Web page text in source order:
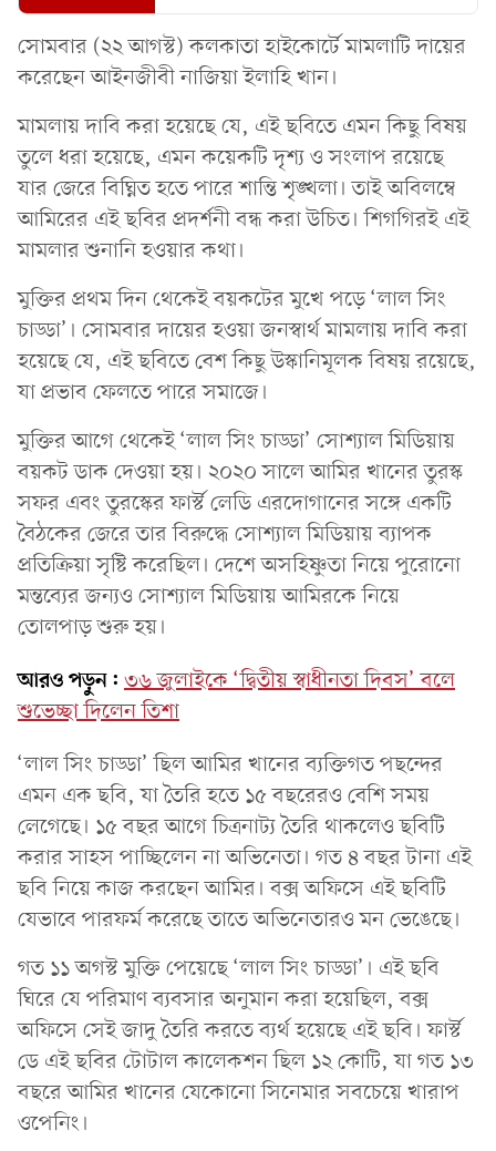
সোমবার (২২ আগস্ট) কলকাতা হাইকোর্টে মামলাটি দায়ের
করেছেন আইনজীবী নাজিয়া ইলাহি খান।
মামলায় দাবি করা হয়েছে যে, এই ছবিতে এমন কিছু বিষয়
তুলে ধরা হয়েছে, এমন কয়েকটি দৃশ্য ও সংলাপ রয়েছে
যার জেরে বিঘ্নিত হতে পারে শান্তি শৃঙ্খলা। তাই অবিলম্বে
আমিরের এই ছবির প্রদর্শনী বন্ধ করা উচিত। শিগগিরই এই
মামলার শুনানি হওয়ার কথা।
মুক্তির প্রথম দিন থেকেই বয়কটের মুখে পড়ে ‘লাল সিং
চাড্ডা’। সোমবার দায়ের হওয়া জনস্বার্থ মামলায় দাবি করা
হয়েছে যে, এই ছবিতে বেশ কিছু উস্কানিমূলক বিষয় রয়েছে,
যা প্রভাব ফেলতে পারে সমাজে।
মুক্তির আগে থেকেই ‘লাল সিং চাড্ডা’ সোশ্যাল মিডিয়ায়
বয়কট ডাক দেওয়া হয়। ২০২০ সালে আমির খানের তুরস্ক
সফর এবং তুরস্কের ফার্স্ট লেডি এরদোগানের সঙ্গে একটি
বৈঠকের জেরে তার বিরুদ্ধে সোশ্যাল মিডিয়ায় ব্যাপক
প্রতিক্রিয়া সৃষ্টি করেছিল। দেশে অসহিষ্ণুতা নিয়ে পুরোনো
মন্তব্যের জন্যও সোশ্যাল মিডিয়ায় আমিরকে নিয়ে
তোলপাড় শুরু হয়।
আরও পড়ুন: ৩৬ জুলাইকে ‘দ্বিতীয় স্বাধীনতা দিবস’ বলে
শুভেচ্ছা দিলেন তিশা
‘লাল সিং চাড্ডা’ ছিল আমির খানের ব্যক্তিগত পছন্দের
এমন এক ছবি, যা তৈরি হতে ১৫ বছরেরও বেশি সময়
লেগেছে। ১৫ বছর আগে চিত্রনাট্য তৈরি থাকলেও ছবিটি
করার সাহস পাচ্ছিলেন না অভিনেতা। গত ৪ বছর টানা এই
ছবি নিয়ে কাজ করছেন আমির। বক্স অফিসে এই ছবিটি
যেভাবে পারফর্ম করেছে তাতে অভিনেতারও মন ভেঙেছে।
গত ১১ অগস্ট মুক্তি পেয়েছে ‘লাল সিং চাড্ডা’। এই ছবি
ঘিরে যে পরিমাণ ব্যবসার অনুমান করা হয়েছিল, বক্স
অফিসে সেই জাদু তৈরি করতে ব্যর্থ হয়েছে এই ছবি। ফার্স্ট
ডে এই ছবির টোটাল কালেকশন ছিল ১২ কোটি, যা গত ১৩
বছরে আমির খানের যেকোনো সিনেমার সবচেয়ে খারাপ
ওপেনিং।